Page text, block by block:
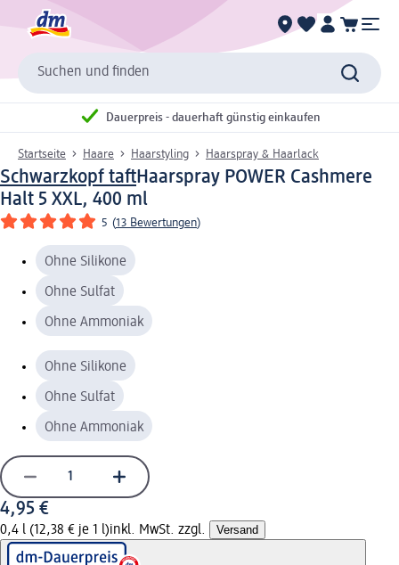
Suchen und finden
Dauerpreis - dauerhaft günstig einkaufen
Startseite Haare Haarstyling Haarspray & Haarlack
Schwarzkopf taftHaarspray POWER Cashmere
Halt 5 XXL, 400 ml
5 (13 Bewertungen)
Ohne Silikone
Ohne Sulfat
Ohne Ammoniak
Ohne Silikone
Ohne Sulfat
Ohne Ammoniak
4,95 €
0,4 l (12,38 € je 1 l)inkl. MwSt. zzgl. Versand